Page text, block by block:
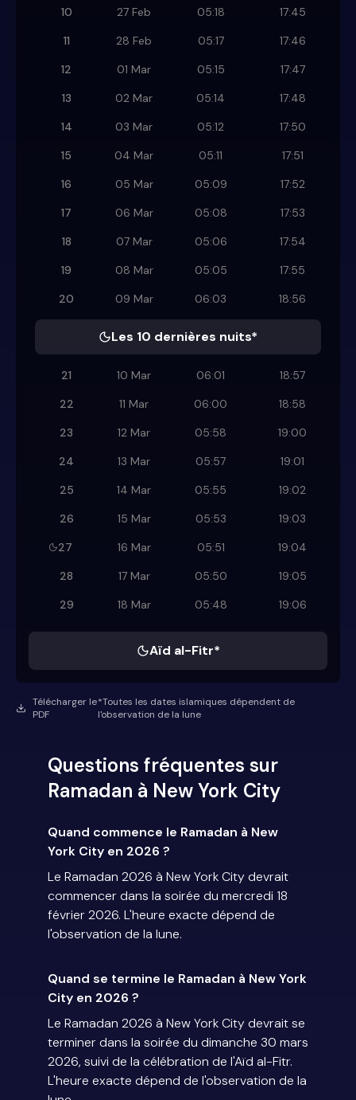
10
27 Feb 05:18
17:45
11
28 Feb 05:17
17:46
12
01 Mar 05:15
17:47
13
02 Mar 05:14
17:48
14
03 Mar 05:12
17:50
15
04 Mar 05:11
17:51
16
05 Mar 05:09
17:52
17
06 Mar 05:08
17:53
18
07 Mar 05:06
17:54
19
08 Mar 05:05
17:55
20
09 Mar 06:03 18:56
Les 10 dernières nuits*
21 10 Mar 06:01
18:57
22
11 Mar 06:00
18:58
23
12 Mar 05:58
19:00
24
13 Mar 05:57
19:01
25
14 Mar 05:55
19:02
26
15 Mar 05:53
19:03
27
16 Mar 05:51
19:04
28
17 Mar 05:50
19:05
29
18 Mar 05:48 19:06
Aïd al-Fitr*
Télécharger le
PDF
*Toutes les dates islamiques dépendent de
l'observation de la lune
Questions fréquentes sur
Ramadan à New York City
Quand commence le Ramadan à New
York City en 2026 ?
Le Ramadan 2026 à New York City devrait
commencer dans la soirée du mercredi 18
février 2026. L'heure exacte dépend de
l'observation de la lune.
Quand se termine le Ramadan à New York
City en 2026 ?
Le Ramadan 2026 à New York City devrait se
terminer dans la soirée du dimanche 30 mars
2026, suivi de la célébration de l'Aïd al-Fitr.
L'heure exacte dépend de l'observation de la